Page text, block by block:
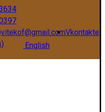
vitekof@gmail.comVkontakte
English